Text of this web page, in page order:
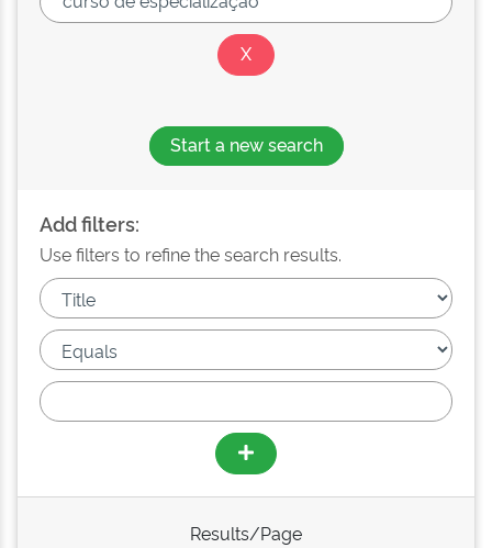
Start a new search
Add filters:
Use filters to refine the search results.
Results/Page